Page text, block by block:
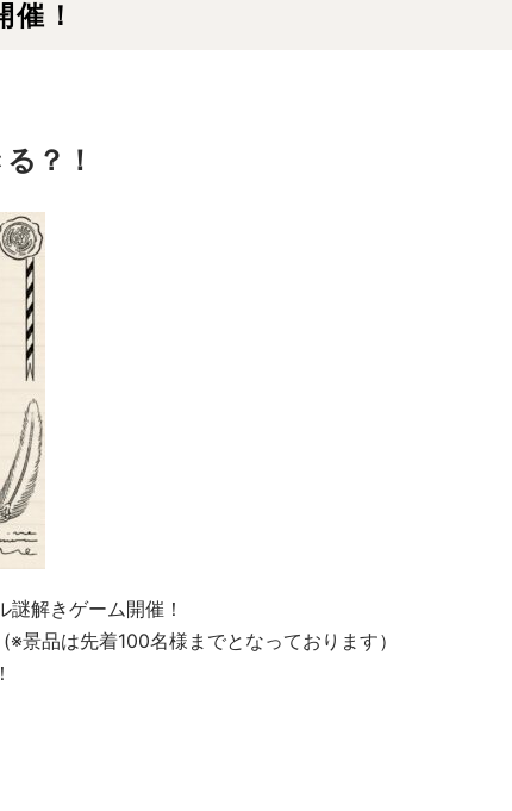
！
？！
謎解きゲーム開催！
景品は先着100名様までとなっております）